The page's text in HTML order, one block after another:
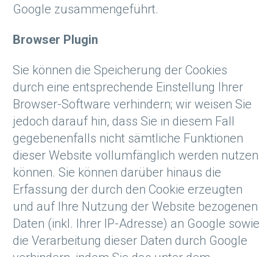
Google zusammengeführt.
Browser Plugin
Sie können die Speicherung der Cookies
durch eine entsprechende Einstellung Ihrer
Browser-Software verhindern; wir weisen Sie
jedoch darauf hin, dass Sie in diesem Fall
gegebenenfalls nicht sämtliche Funktionen
dieser Website vollumfänglich werden nutzen
können. Sie können darüber hinaus die
Erfassung der durch den Cookie erzeugten
und auf Ihre Nutzung der Website bezogenen
Daten (inkl. Ihrer IP-Adresse) an Google sowie
die Verarbeitung dieser Daten durch Google